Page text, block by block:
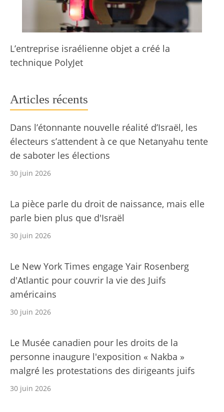
L’entreprise israélienne objet a créé la
technique PolyJet
Articles récents
Dans l’étonnante nouvelle réalité d’Israël, les
électeurs s’attendent à ce que Netanyahu tente
de saboter les élections
30 juin 2026
La pièce parle du droit de naissance, mais elle
parle bien plus que d'Israël
30 juin 2026
Le New York Times engage Yair Rosenberg
d'Atlantic pour couvrir la vie des Juifs
américains
30 juin 2026
Le Musée canadien pour les droits de la
personne inaugure l'exposition « Nakba »
malgré les protestations des dirigeants juifs
30 juin 2026